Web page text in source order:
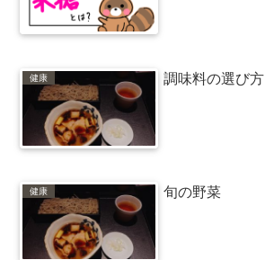
健康 調味料の選び方
健康 旬の野菜